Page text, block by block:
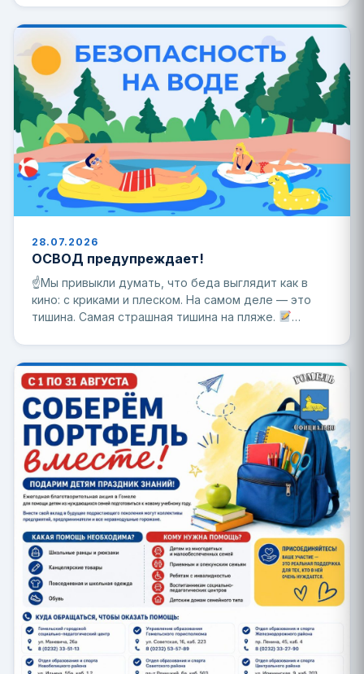
28.07.2026
ОСВОД предупреждает!
☝Мы привыкли думать, что беда выглядит как в
кино: с криками и плеском. На самом деле — это
тишина. Самая страшная тишина на пляже.
…